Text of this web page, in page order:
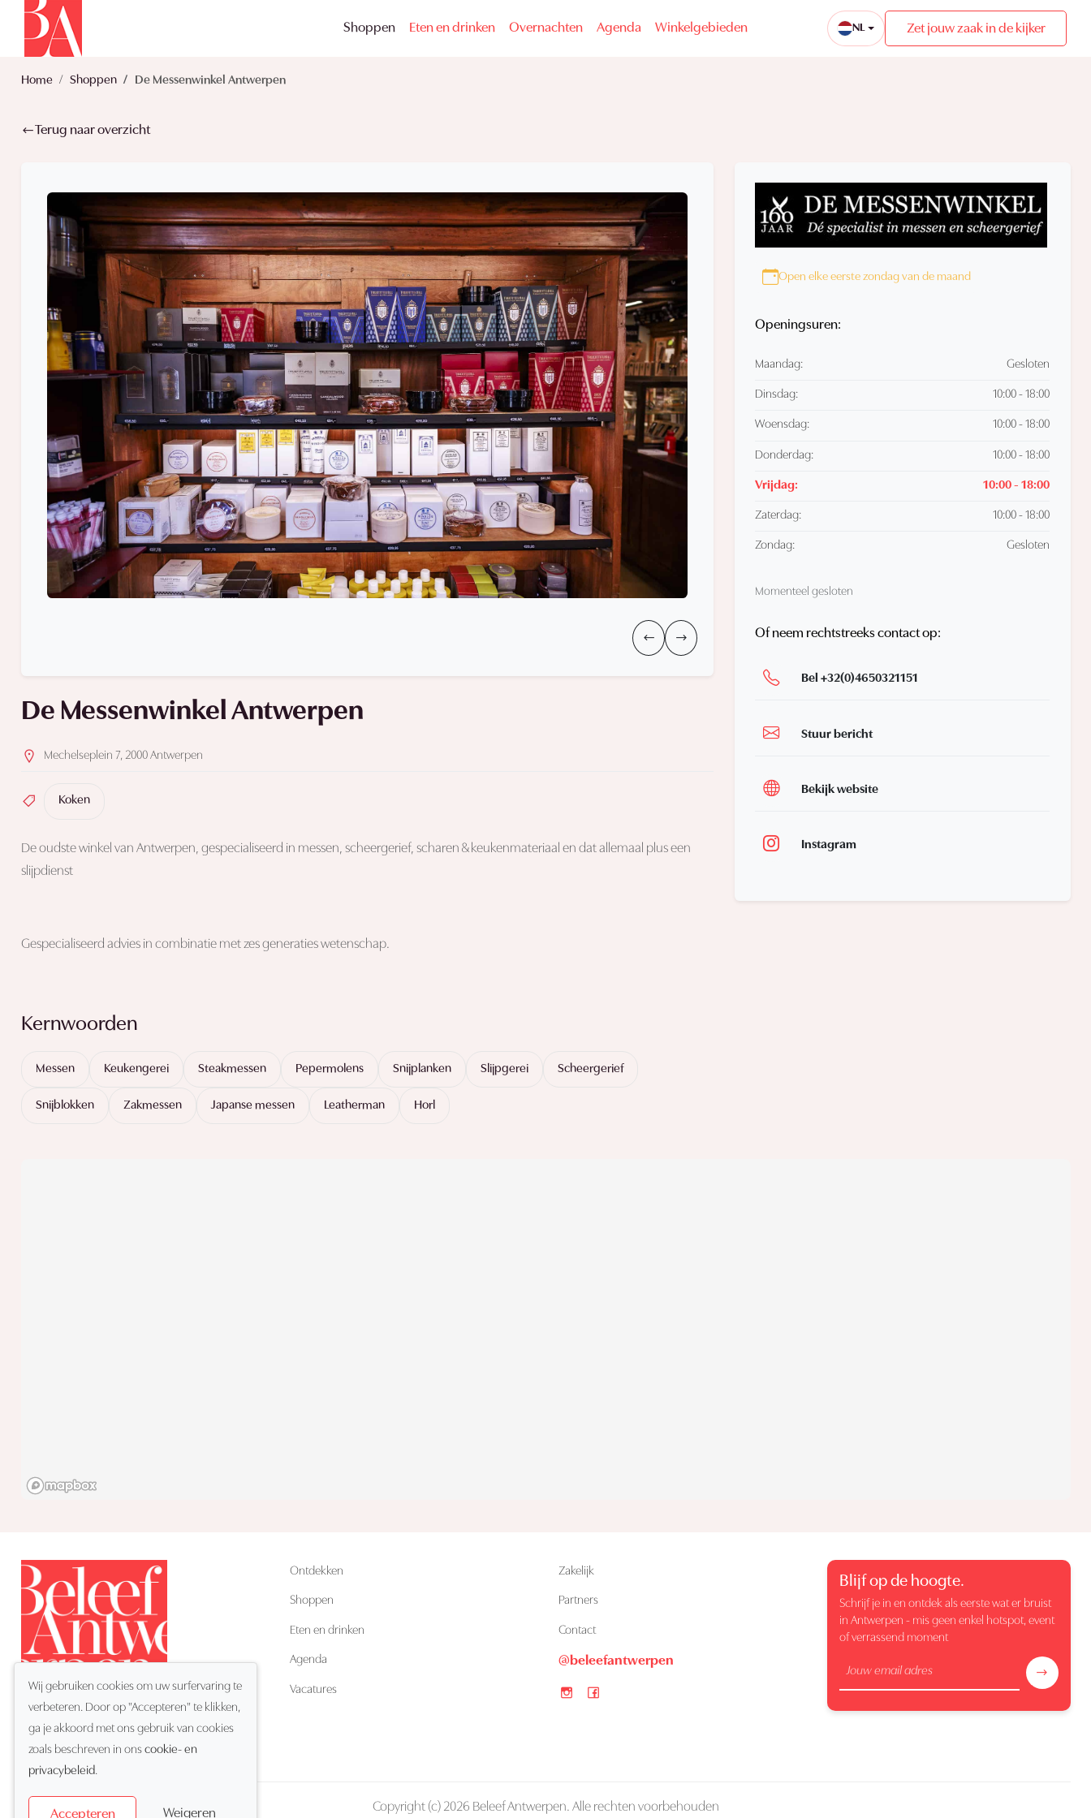
Shoppen Eten en drinken Overnachten Agenda Winkelgebieden NL Zet jouw zaak in de kijker
Home Shoppen De Messenwinkel Antwerpen
Terug naar overzicht
De Messenwinkel Antwerpen
Mechelseplein 7, 2000 Antwerpen
Koken
De oudste winkel van Antwerpen, gespecialiseerd in messen, scheergerief, scharen & keukenmateriaal en dat allemaal plus een
slijpdienst
Gespecialiseerd advies in combinatie met zes generaties wetenschap.
Kernwoorden
Messen Keukengerei Steakmessen Pepermolens Snijplanken Slijpgerei Scheergerief
Snijblokken Zakmessen Japanse messen Leatherman Horl
Open elke eerste zondag van de maand
Openingsuren:
Maandag: Gesloten
Dinsdag: 10:00 - 18:00
Woensdag: 10:00 - 18:00
Donderdag: 10:00 - 18:00
Vrijdag: 10:00 - 18:00
Zaterdag: 10:00 - 18:00
Zondag: Gesloten
Momenteel gesloten
Of neem rechtstreeks contact op:
Bel +32(0)4650321151
Stuur bericht
Bekijk website
Instagram
Taal:
Ontdekken
Shoppen
Eten en drinken
Agenda
Vacatures
Zakelijk
Partners
Contact
@beleefantwerpen
Blijf op de hoogte.
Schrijf je in en ontdek als eerste wat er bruist
in Antwerpen - mis geen enkel hotspot, event
of verrassend moment
Copyright (c) 2026 Beleef Antwerpen. Alle rechten voorbehouden
Wij gebruiken cookies om uw surfervaring te
verbeteren. Door op "Accepteren" te klikken,
ga je akkoord met ons gebruik van cookies
zoals beschreven in ons cookie- en
privacybeleid.
Accepteren Weigeren